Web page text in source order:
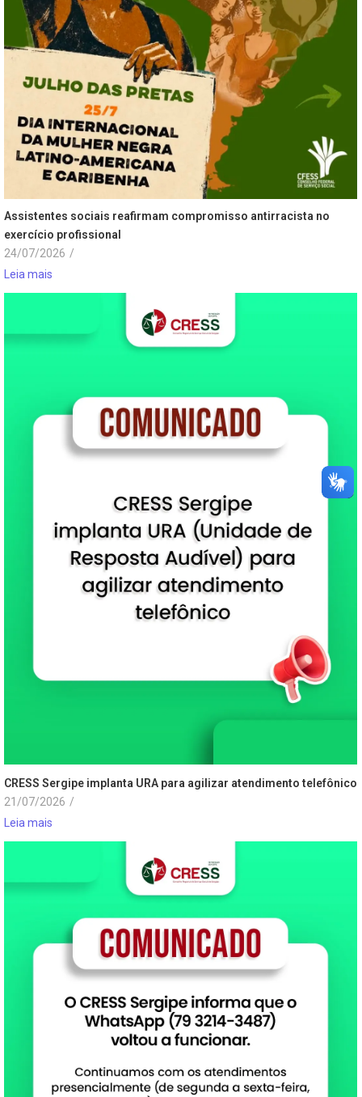
Assistentes sociais reafirmam compromisso antirracista no
exercício profissional
24/07/2026 /
Leia mais
CRESS Sergipe implanta URA para agilizar atendimento telefônico
21/07/2026 /
Leia mais